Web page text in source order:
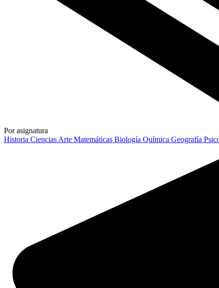
Por asignatura
Historia Ciencias Arte Matemáticas Biología Química Geografía